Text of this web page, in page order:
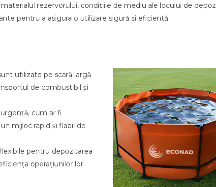
rezervorului, condițiile de mediu ale locului de
pentru a asigura o utilizare sigură și eficientă.
utilizate pe scară largă
de combustibil și
cum ar fi
mijloc rapid și fiabil de
pentru depozitarea
operațiunilor lor.